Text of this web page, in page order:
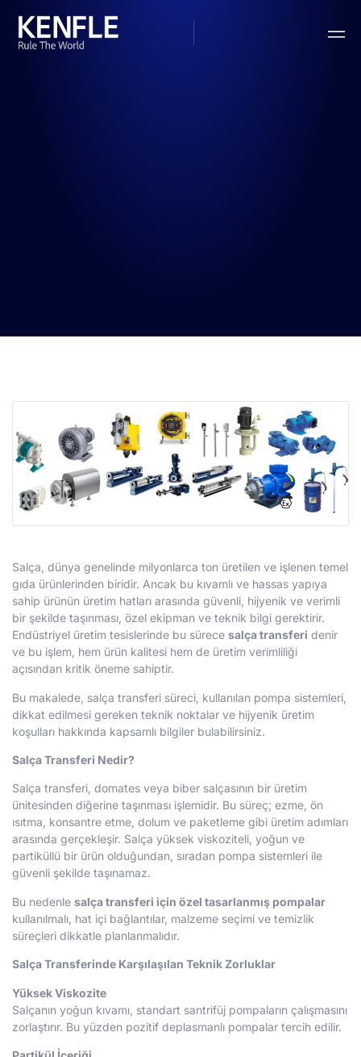
Salça, dünya genelinde milyonlarca ton üretilen ve işlenen temel
gıda ürünlerinden biridir. Ancak bu kıvamlı ve hassas yapıya
sahip ürünün üretim hatları arasında güvenli, hijyenik ve verimli
bir şekilde taşınması, özel ekipman ve teknik bilgi gerektirir.
Endüstriyel üretim tesislerinde bu sürece salça transferi denir
ve bu işlem, hem ürün kalitesi hem de üretim verimliliği
açısından kritik öneme sahiptir.
Bu makalede, salça transferi süreci, kullanılan pompa sistemleri,
dikkat edilmesi gereken teknik noktalar ve hijyenik üretim
koşulları hakkında kapsamlı bilgiler bulabilirsiniz.
Salça Transferi Nedir?
Salça transferi, domates veya biber salçasının bir üretim
ünitesinden diğerine taşınması işlemidir. Bu süreç; ezme, ön
ısıtma, konsantre etme, dolum ve paketleme gibi üretim adımları
arasında gerçekleşir. Salça yüksek viskoziteli, yoğun ve
partiküllü bir ürün olduğundan, sıradan pompa sistemleri ile
güvenli şekilde taşınamaz.
Bu nedenle salça transferi için özel tasarlanmış pompalar
kullanılmalı, hat içi bağlantılar, malzeme seçimi ve temizlik
süreçleri dikkatle planlanmalıdır.
Salça Transferinde Karşılaşılan Teknik Zorluklar
Yüksek Viskozite
Salçanın yoğun kıvamı, standart santrifüj pompaların çalışmasını
zorlaştırır. Bu yüzden pozitif deplasmanlı pompalar tercih edilir.